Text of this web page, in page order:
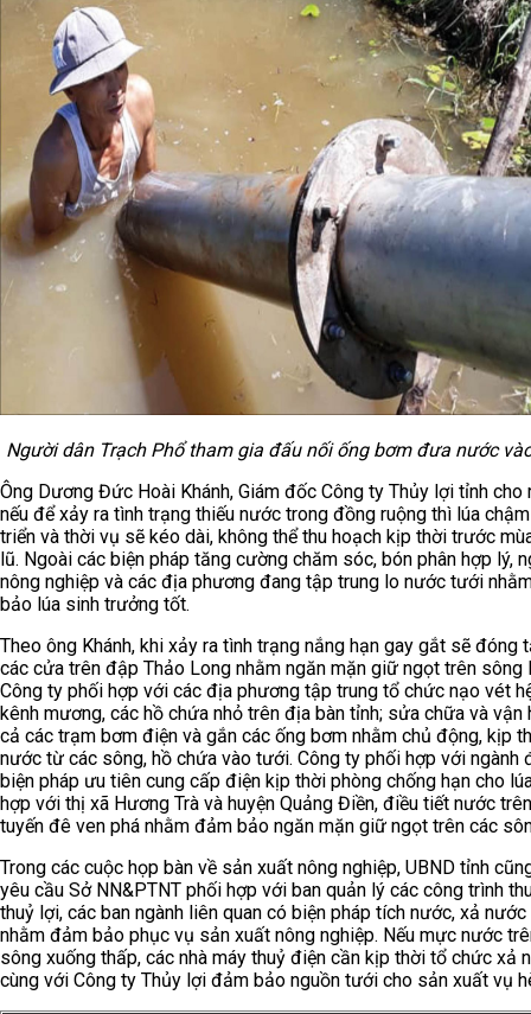
Người dân Trạch Phổ tham gia đấu nối ống bơm đưa nước
Ông Dương Đức Hoài Khánh, Giám đốc Công ty Thủy lợi tỉnh cho
nếu để xảy ra tình trạng thiếu nước trong đồng ruộng thì lúa
triển và thời vụ sẽ kéo dài, không thể thu hoạch kịp thời trước
lũ. Ngoài các biện pháp tăng cường chăm sóc, bón phân hợp lý,
nông nghiệp và các địa phương đang tập trung lo nước tưới
bảo lúa sinh trưởng tốt.
Theo ông Khánh, khi xảy ra tình trạng nắng hạn gay gắt sẽ đóng
các cửa trên đập Thảo Long nhằm ngăn mặn giữ ngọt trên sông
Công ty phối hợp với các địa phương tập trung tổ chức nạo vét
kênh mương, các hồ chứa nhỏ trên địa bàn tỉnh; sửa chữa và vận
cả các trạm bơm điện và gắn các ống bơm nhằm chủ động, kịp
nước từ các sông, hồ chứa vào tưới. Công ty phối hợp với ngành
biện pháp ưu tiên cung cấp điện kịp thời phòng chống hạn cho
hợp với thị xã Hương Trà và huyện Quảng Điền, điều tiết nước
tuyến đê ven phá nhằm đảm bảo ngăn mặn giữ ngọt trên các
Trong các cuộc họp bàn về sản xuất nông nghiệp, UBND tỉnh
yêu cầu Sở NN&PTNT phối hợp với ban quản lý các công trình
thuỷ lợi, các ban ngành liên quan có biện pháp tích nước, xả
nhằm đảm bảo phục vụ sản xuất nông nghiệp. Nếu mực nước
sông xuống thấp, các nhà máy thuỷ điện cần kịp thời tổ chức xả
cùng với Công ty Thủy lợi đảm bảo nguồn tưới cho sản xuất vụ